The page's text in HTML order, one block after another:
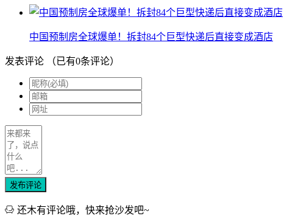
中国预制房全球爆单！拆封84个巨型快递后直接变成酒店
发表评论 （已有0条评论）
发布评论
还木有评论哦，快来抢沙发吧~